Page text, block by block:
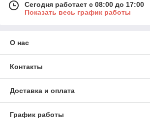
Сегодня работает с 08:00 до 17:00
Показать весь график работы
О нас
Контакты
Доставка и оплата
График работы